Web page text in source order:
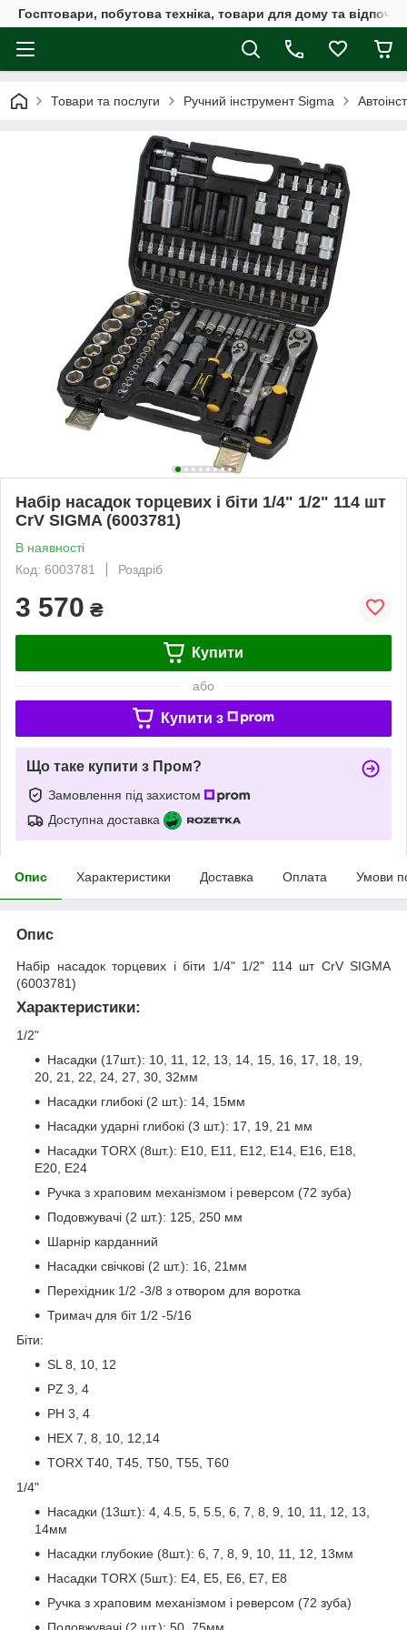
Госптовари, побутова техніка, товари для дому та
Товари та послуги Ручний інструмент Sigma
Набір насадок торцевих і біти 1/4" 1/2" 114 шт
CrV SIGMA (6003781)
В наявності
Код: 6003781
Роздріб
3 570 ₴
Купити
або
Купити з
Що таке купити з Пром?
Замовлення під захистом
Доступна доставка
Опис Характеристики Доставка Оплата Умови
Опис
Набір насадок торцевих і біти 1/4" 1/2" 114 шт CrV SIGMA
(6003781)
Характеристики:
1/2"
Насадки (17шт.): 10, 11, 12, 13, 14, 15, 16, 17, 18, 19,
20, 21, 22, 24, 27, 30, 32мм
Насадки глибокі (2 шт.): 14, 15мм
Насадки ударні глибокі (3 шт.): 17, 19, 21 мм
Насадки TORX (8шт.): E10, E11, E12, E14, E16, E18,
E20, E24
Ручка з храповим механізмом і реверсом (72 зуба)
Подовжувачі (2 шт.): 125, 250 мм
Шарнір карданний
Насадки свічкові (2 шт.): 16, 21мм
Перехідник 1/2 -3/8 з отвором для воротка
Тримач для біт 1/2 -5/16
Біти:
SL 8, 10, 12
PZ 3, 4
PH 3, 4
HEX 7, 8, 10, 12,14
TORX T40, T45, T50, T55, T60
1/4"
Насадки (13шт.): 4, 4.5, 5, 5.5, 6, 7, 8, 9, 10, 11, 12, 13,
14мм
Насадки глубокие (8шт.): 6, 7, 8, 9, 10, 11, 12, 13мм
Насадки TORX (5шт.): E4, E5, E6, E7, E8
Ручка з храповим механізмом і реверсом (72 зуба)
Подовжувачі (2 шт.): 50, 75мм